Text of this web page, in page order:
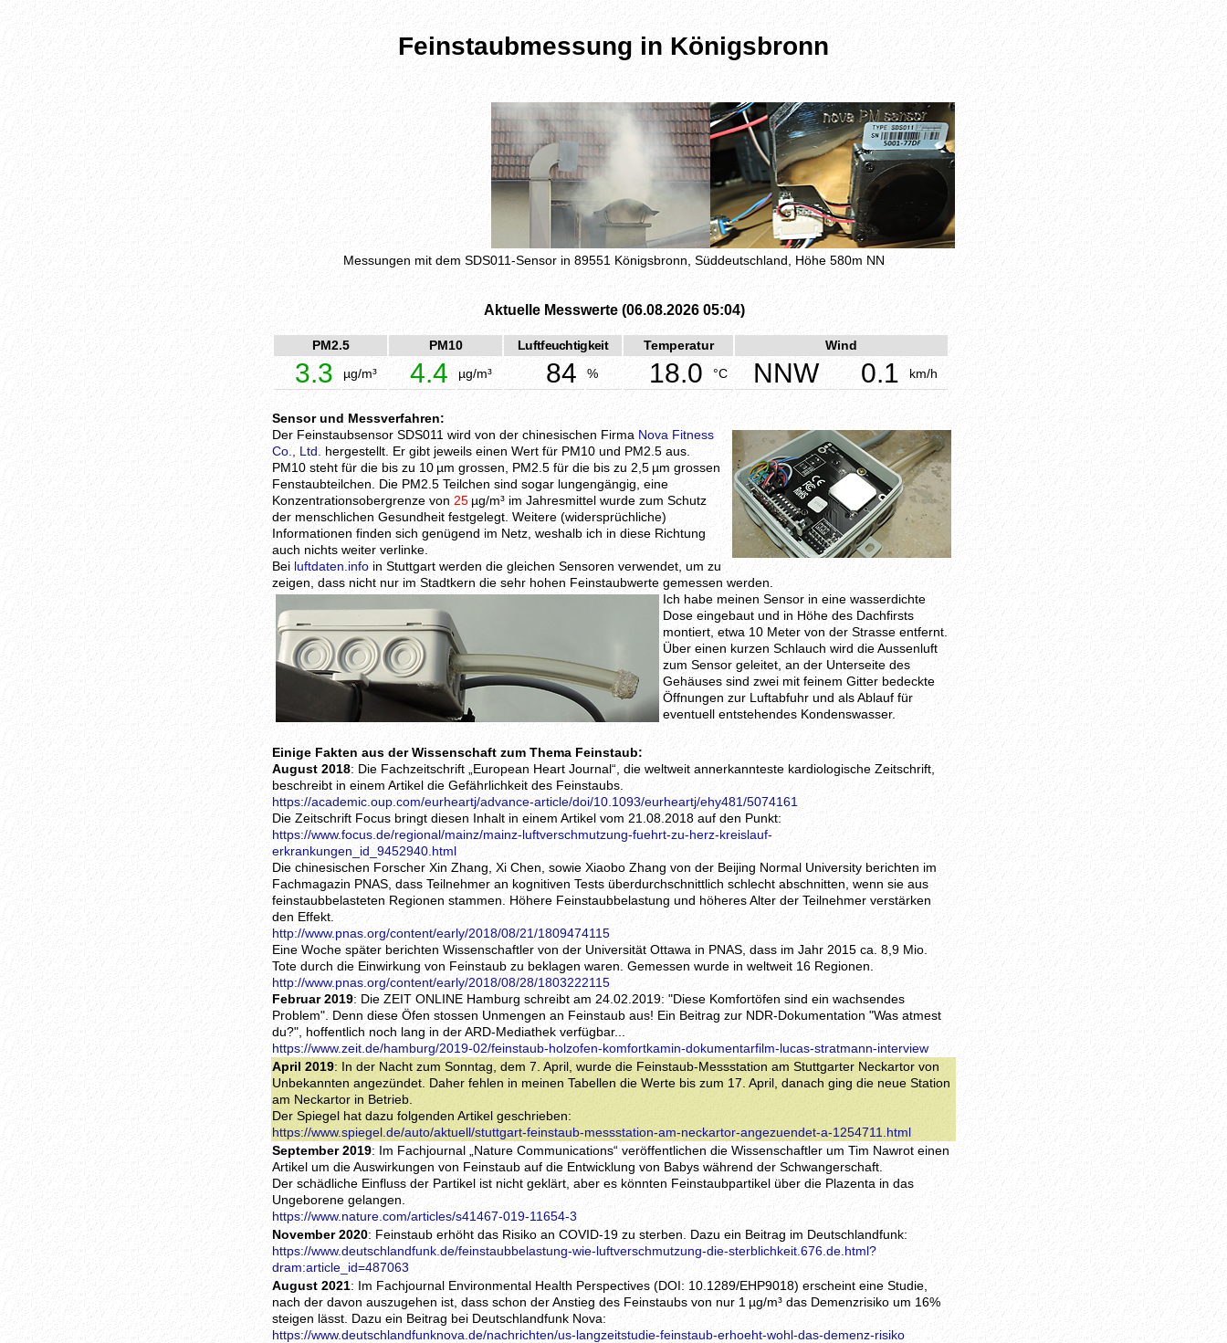
Feinstaubmessung in Königsbronn
Messungen mit dem SDS011-Sensor in 89551 Königsbronn, Süddeutschland, Höhe 580m NN
Aktuelle Messwerte (06.08.2026 05:04)
PM2.5 PM10 Luftfeuchtigkeit Temperatur Wind
3.3 µg/m³ 4.4 µg/m³ 84 % 18.0 °C NNW 0.1 km/h
Sensor und Messverfahren:
Der Feinstaubsensor SDS011 wird von der chinesischen Firma Nova Fitness
Co., Ltd.
hergestellt. Er gibt jeweils einen Wert für PM10 und PM2.5 aus.
PM10 steht für die bis zu 10 µm grossen, PM2.5 für die bis zu 2,5 µm grossen
Fenstaubteilchen. Die PM2.5 Teilchen sind sogar lungengängig, eine
Konzentrationsobergrenze von 25µg/m³ im Jahresmittel wurde zum Schutz
der menschlichen Gesundheit festgelegt. Weitere (widersprüchliche)
Informationen finden sich genügend im Netz, weshalb ich in diese Richtung
auch nichts weiter verlinke.
Bei luftdaten.info in Stuttgart werden die gleichen Sensoren verwendet, um zu
zeigen, dass nicht nur im Stadtkern die sehr hohen Feinstaubwerte gemessen werden.
Ich habe meinen Sensor in eine wasserdichte
Dose eingebaut und in Höhe des Dachfirsts
montiert, etwa 10 Meter von der Strasse entfernt.
Über einen kurzen Schlauch wird die Aussenluft
zum Sensor geleitet, an der Unterseite des
Gehäuses sind zwei mit feinem Gitter bedeckte
Öffnungen zur Luftabfuhr und als Ablauf für
eventuell entstehendes Kondenswasser.
Einige Fakten aus der Wissenschaft zum Thema Feinstaub:
August 2018: Die Fachzeitschrift „European Heart Journal“, die weltweit annerkannteste kardiologische Zeitschrift,
beschreibt in einem Artikel die Gefährlichkeit des Feinstaubs.
https://academic.oup.com/eurheartj/advance-article/doi/10.1093/eurheartj/ehy481/5074161
Die Zeitschrift Focus bringt diesen Inhalt in einem Artikel vom 21.08.2018 auf den Punkt:
https://www.focus.de/regional/mainz/mainz-luftverschmutzung-fuehrt-zu-herz-kreislauf-
erkrankungen_id_9452940.html
Die chinesischen Forscher Xin Zhang, Xi Chen, sowie Xiaobo Zhang von der Beijing Normal University berichten im
Fachmagazin PNAS, dass Teilnehmer an kognitiven Tests überdurchschnittlich schlecht abschnitten, wenn sie aus
feinstaubbelasteten Regionen stammen. Höhere Feinstaubbelastung und höheres Alter der Teilnehmer verstärken
den Effekt.
http://www.pnas.org/content/early/2018/08/21/1809474115
Eine Woche später berichten Wissenschaftler von der Universität Ottawa in PNAS, dass im Jahr 2015 ca. 8,9 Mio.
Tote durch die Einwirkung von Feinstaub zu beklagen waren. Gemessen wurde in weltweit 16 Regionen.
http://www.pnas.org/content/early/2018/08/28/1803222115
Februar 2019: Die ZEIT ONLINE Hamburg schreibt am 24.02.2019: "Diese Komfortöfen sind ein wachsendes
Problem". Denn diese Öfen stossen Unmengen an Feinstaub aus! Ein Beitrag zur NDR-Dokumentation "Was atmest
du?", hoffentlich noch lang in der ARD-Mediathek verfügbar...
https://www.zeit.de/hamburg/2019-02/feinstaub-holzofen-komfortkamin-dokumentarfilm-lucas-stratmann-interview
April 2019: In der Nacht zum Sonntag, dem 7. April, wurde die Feinstaub-Messstation am Stuttgarter Neckartor von
Unbekannten angezündet. Daher fehlen in meinen Tabellen die Werte bis zum 17. April, danach ging die neue Station
am Neckartor in Betrieb.
Der Spiegel hat dazu folgenden Artikel geschrieben:
https://www.spiegel.de/auto/aktuell/stuttgart-feinstaub-messstation-am-neckartor-angezuendet-a-1254711.html
September 2019: Im Fachjournal „Nature Communications“ veröffentlichen die Wissenschaftler um Tim Nawrot einen
Artikel um die Auswirkungen von Feinstaub auf die Entwicklung von Babys während der Schwangerschaft.
Der schädliche Einfluss der Partikel ist nicht geklärt, aber es könnten Feinstaubpartikel über die Plazenta in das
Ungeborene gelangen.
https://www.nature.com/articles/s41467-019-11654-3
November 2020: Feinstaub erhöht das Risiko an COVID-19 zu sterben. Dazu ein Beitrag im Deutschlandfunk:
https://www.deutschlandfunk.de/feinstaubbelastung-wie-luftverschmutzung-die-sterblichkeit.676.de.html?
dram:article_id=487063
August 2021: Im Fachjournal Environmental Health Perspectives (DOI: 10.1289/EHP9018) erscheint eine Studie,
nach der davon auszugehen ist, dass schon der Anstieg des Feinstaubs von nur 1 µg/m³ das Demenzrisiko um 16%
steigen lässt. Dazu ein Beitrag bei Deutschlandfunk Nova:
https://www.deutschlandfunknova.de/nachrichten/us-langzeitstudie-feinstaub-erhoeht-wohl-das-demenz-risiko